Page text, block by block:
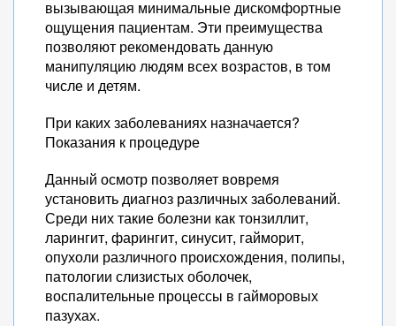
вызывающая минимальные дискомфортные
ощущения пациентам. Эти преимущества
позволяют рекомендовать данную
манипуляцию людям всех возрастов, в том
числе и детям.
При каких заболеваниях назначается?
Показания к процедуре
Данный осмотр позволяет вовремя
установить диагноз различных заболеваний.
Среди них такие болезни как тонзиллит,
ларингит, фарингит, синусит, гайморит,
опухоли различного происхождения, полипы,
патологии слизистых оболочек,
воспалительные процессы в гайморовых
пазухах.